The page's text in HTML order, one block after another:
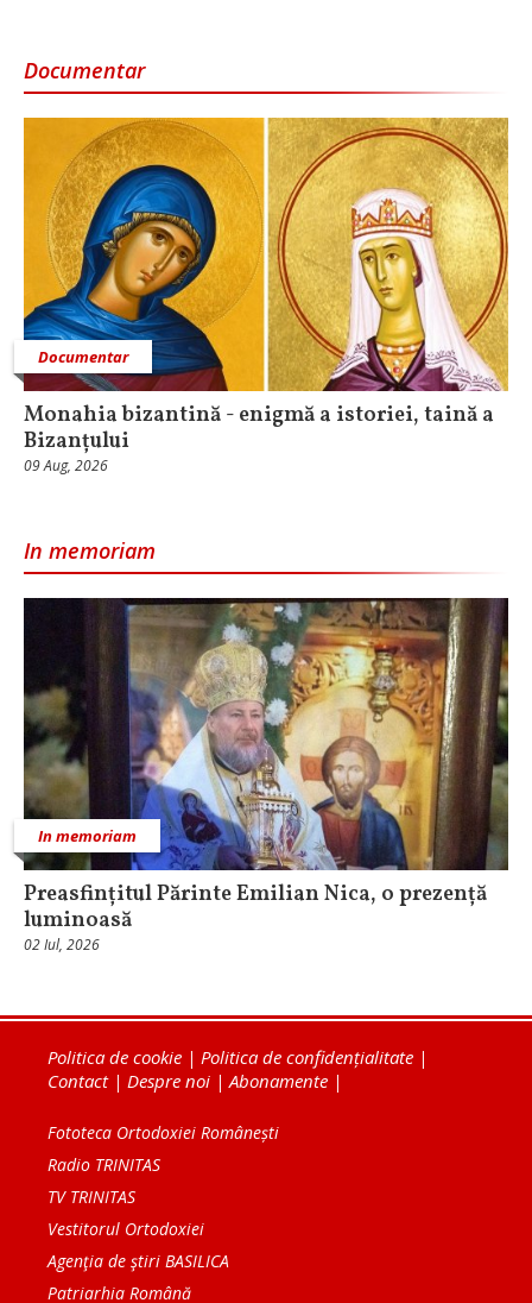
Documentar
Documentar
Monahia bizantină - enigmă a istoriei, taină a
Bizanțului
09 Aug, 2026
In memoriam
In memoriam
Preasfințitul Părinte Emilian Nica, o prezență
luminoasă
02 Iul, 2026
Politica de cookie | Politica de confidențialitate |
Contact| Despre noi |Abonamente |
Fototeca Ortodoxiei Românești
Radio TRINITAS
TV TRINITAS
Vestitorul Ortodoxiei
Agenţia de ştiri BASILICA
Patriarhia Română